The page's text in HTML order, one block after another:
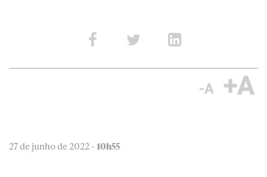
27 de junho de 2022 -10h55